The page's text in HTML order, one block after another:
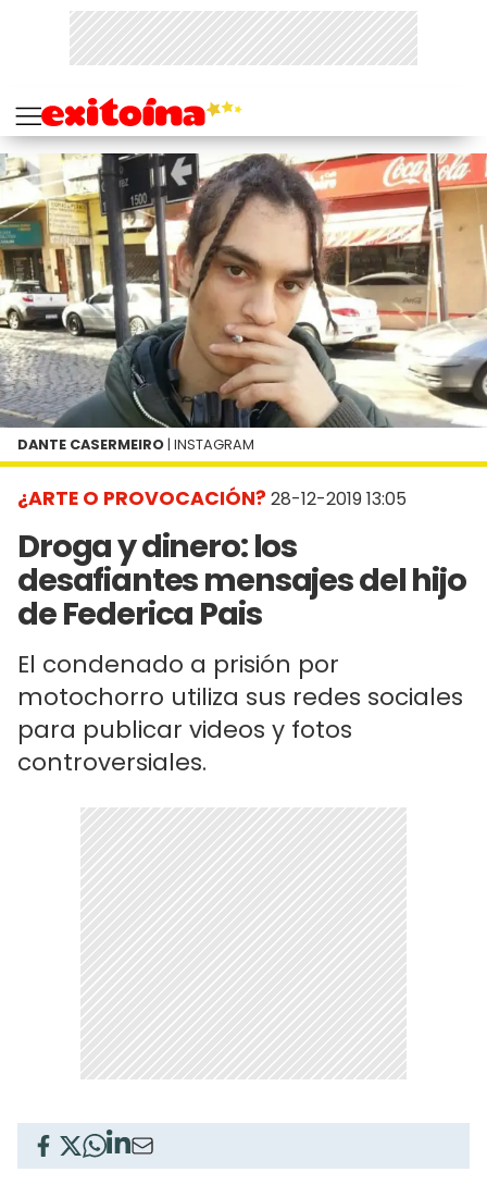
¿ARTE O PROVOCACIÓN? 28-12-2019 13:05
Droga y dinero: los
desafiantes mensajes del hijo
de Federica Pais
El condenado a prisión por
motochorro utiliza sus redes sociales
para publicar videos y fotos
controversiales.
DANTE CASERMEIRO | INSTAGRAM